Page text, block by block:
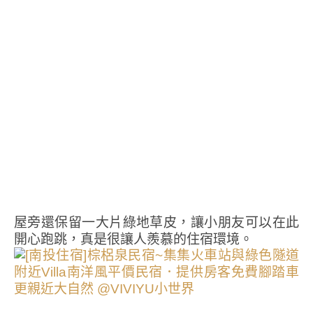
屋旁還保留一大片綠地草皮，讓小朋友可以在此
開心跑跳，真是很讓人羨慕的住宿環境。